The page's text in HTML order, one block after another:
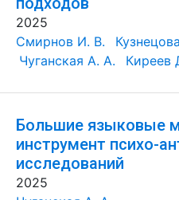
2025
Смирнов И. В.
Чуганская А. А.
Киреев
Большие языковые
инструмент психо-
исследований
2025